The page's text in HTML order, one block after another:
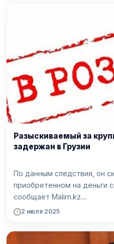
Разыскиваемый за
задержан в Грузии
По данным следствия, он
приобретенном на деньги
сообщает Malim.kz....
2 июля 2025